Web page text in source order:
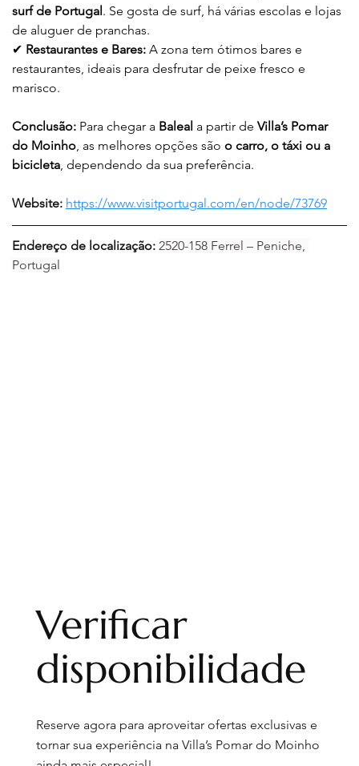
surf de Portugal. Se gosta de surf, há várias escolas e lojas
de aluguer de pranchas.
✔ Restaurantes e Bares: A zona tem ótimos bares e
restaurantes, ideais para desfrutar de peixe fresco e
marisco.
Conclusão: Para chegar a Baleal a partir de Villa’s Pomar
do Moinho, as melhores opções são o carro, o táxi ou a
bicicleta, dependendo da sua preferência.
Website: https://www.visitportugal.com/en/node/73769
Endereço de localização: 2520-158 Ferrel – Peniche,
Portugal
Verificar
disponibilidade
Reserve agora para aproveitar ofertas exclusivas e
tornar sua experiência na Villa’s Pomar do Moinho